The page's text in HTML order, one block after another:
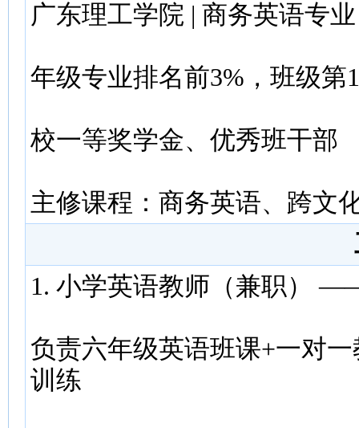
广东理工学院 | 商务英语专
年级专业排名前3%，班级第1
校一等奖学金、优秀班干部
主修课程：商务英语、跨文
1. 小学英语教师（兼职）
负责六年级英语班课+一对
训练